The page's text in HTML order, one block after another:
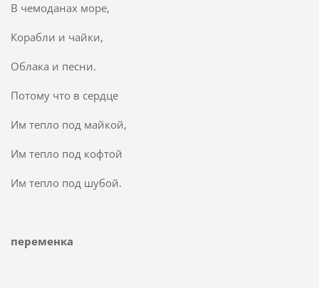
В чемоданах море,
Корабли и чайки,
Облака и песни.
Потому что в сердце
Им тепло под майкой,
Им тепло под кофтой
Им тепло под шубой.
переменка